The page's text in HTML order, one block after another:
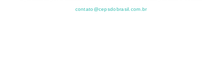
contato@cepsdobrasil.com.br